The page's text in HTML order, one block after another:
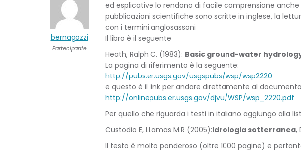
bernagozzi
Partecipante
ed esplicative lo rendono di facile comprensione
pubblicazioni scientifiche sono scritte in inglese, la
con i termini anglosassoni
Il libro è il seguente
Heath, Ralph C. (1983): Basic ground-water hydrology
La pagina di riferimento è la seguente:
http://pubs.er.usgs.gov/usgspubs/wsp/wsp2220
e questo è il link per andare direttamente al
http://onlinepubs.er.usgs.gov/djvu/WSP/wsp_2220.pdf
Per quello che riguarda i testi in italiano aggiungo alla
Custodio E, LLamas M.R (2005):Idrologia sotterranea,
Il testo è molto ponderoso (oltre 1000 pagine) e